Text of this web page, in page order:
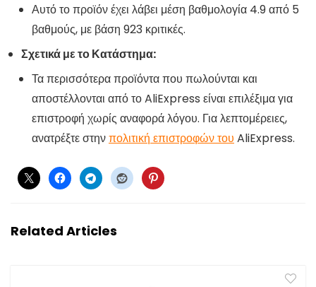
Αυτό το προϊόν έχει λάβει μέση βαθμολογία 4.9 από 5
βαθμούς, με βάση 923 κριτικές.
Σχετικά με το Κατάστημα:
Τα περισσότερα προϊόντα που πωλούνται και
αποστέλλονται από το AliExpress είναι επιλέξιμα για
επιστροφή χωρίς αναφορά λόγου. Για λεπτομέρειες,
ανατρέξτε στηνπολιτική επιστροφών του AliExpress.
Related Articles